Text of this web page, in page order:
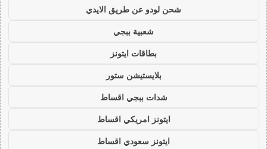
شحن لودو عن طريق الايدي
شعبية ببجي
بطاقات ايتونز
بلايستيشن ستور
شدات ببجي اقساط
ايتونز امريكي اقساط
ايتونز سعودي اقساط